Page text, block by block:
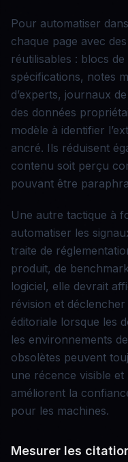
Pour automatiser
chaque page avec
réutilisables : blocs
spécifications, notes
d’experts, journaux
des données
modèle à identifier
ancré. Ils réduisent
contenu soit perçu
pouvant être
Une autre tactique à
automatiser les
traite de
produit, de
logiciel, elle devrait
révision et
éditoriale lorsque les
les environnements
obsolètes peuvent
une récence visible
améliorent la
pour les machines.
Mesurer les